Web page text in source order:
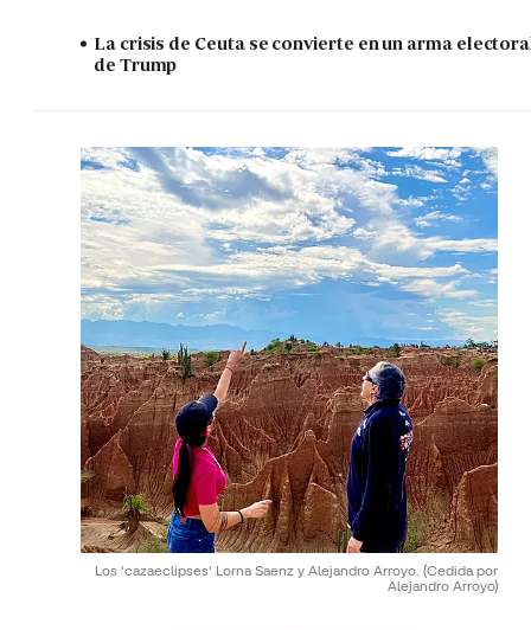
La crisis de Ceuta se convierte en un arma
de Trump
Los 'cazaeclipses' Lorna Saenz y Alejandro Arroyo. (Cedida por
Alejandro Arroyo)